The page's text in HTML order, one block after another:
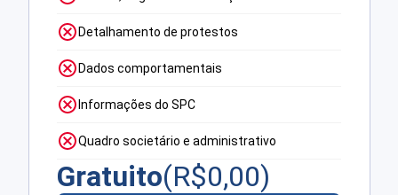
Detalhamento de protestos
Dados comportamentais
Informações do SPC
Quadro societário e administrativo
Gratuito(R$0,00)